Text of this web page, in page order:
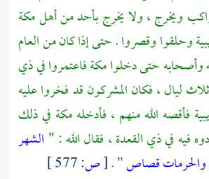
ويخرج ، ولا يخرج بأحد من أهلمكة
وحلقوا وقصروا . حتى إذا كان من العام
وأصحابه حتى دخلوامكةفاعتمروا في ذي
ثلاث ليال ، فكان المشركون قد فخروا عليه
فأقصه الله منهم ، فأدخلهمكة في ذلك
فيه في ذي القعدة ، فقال الله : " الشهر
والحرمات قصاص" .
[ص: